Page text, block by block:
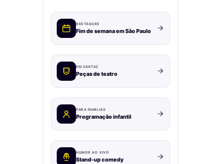
DESTAQUES
Fim de semana em São Paulo
EM CARTAZ
Peças de teatro
PARA FAMÍLIAS
Programação infantil
HUMOR AO VIVO
Stand-up comedy